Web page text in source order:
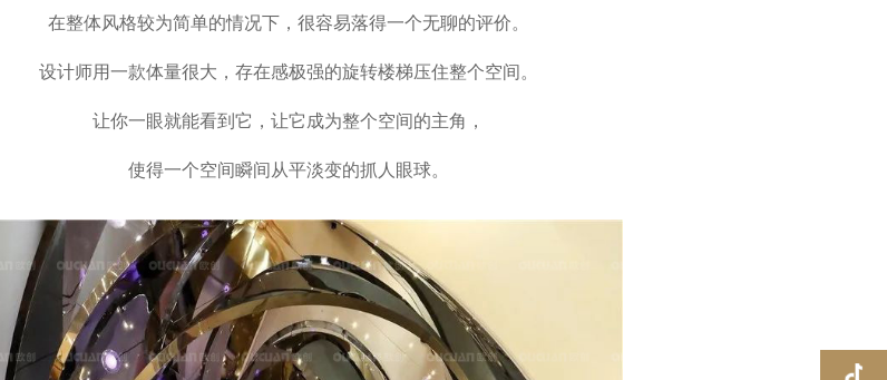
在整体风格较为简单的情况下，很容易落得一个无聊的评价。
设计师用一款体量很大，存在感极强的旋转楼梯压住整个空间。
让你一眼就能看到它，让它成为整个空间的主角，
使得一个空间瞬间从平淡变的抓人眼球。